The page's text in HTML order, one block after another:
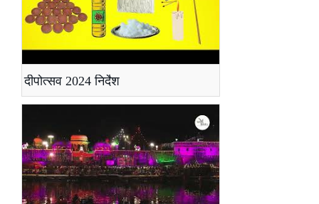
दीपोत्सव 2024 निर्देश